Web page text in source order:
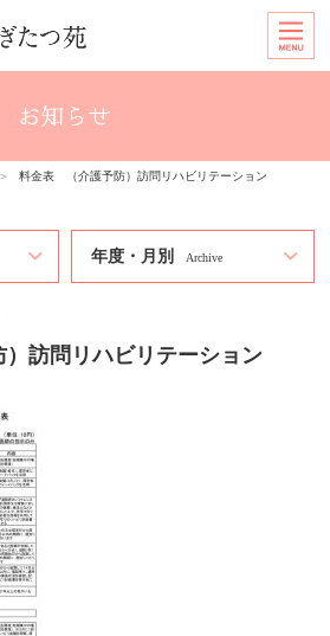
＞ 料金表 （介護予防）訪問リハビリテーション
年度・月別 Archive
訪問リハビリテーション